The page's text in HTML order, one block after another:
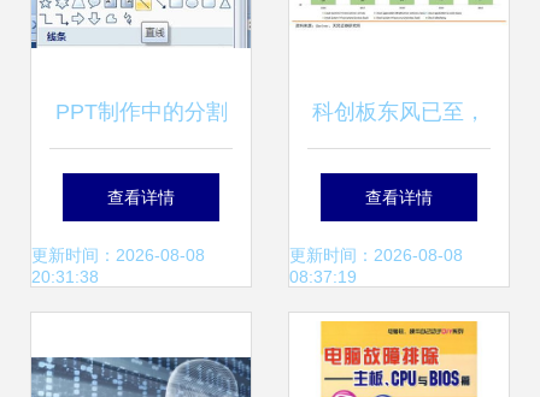
PPT制作中的分割
线效果 从基础到高
级的图文教程
查看详情
更新时间：2026-08-08
20:31:38
科创板东风已至，
计算机行业迎来新
机遇 节奏与逻辑重
演2009
查看详情
更新时间：2026-08-08
08:37:19